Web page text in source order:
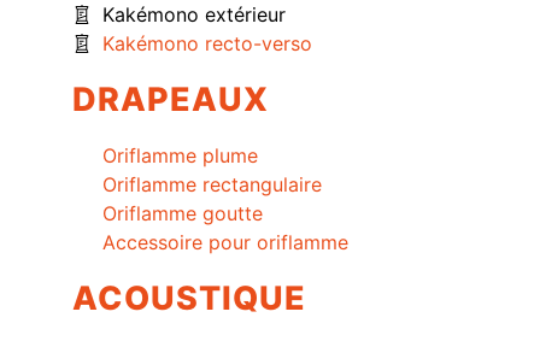
Kakémono extérieur
Kakémono recto-verso
DRAPEAUX
Oriflamme plume
Oriflamme rectangulaire
Oriflamme goutte
Accessoire pour oriflamme
ACOUSTIQUE